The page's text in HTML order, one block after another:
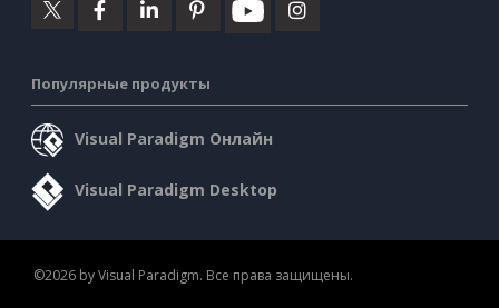
Популярные продукты
Visual Paradigm Онлайн
Visual Paradigm Desktop
©2026 by Visual Paradigm. Все права защищены.